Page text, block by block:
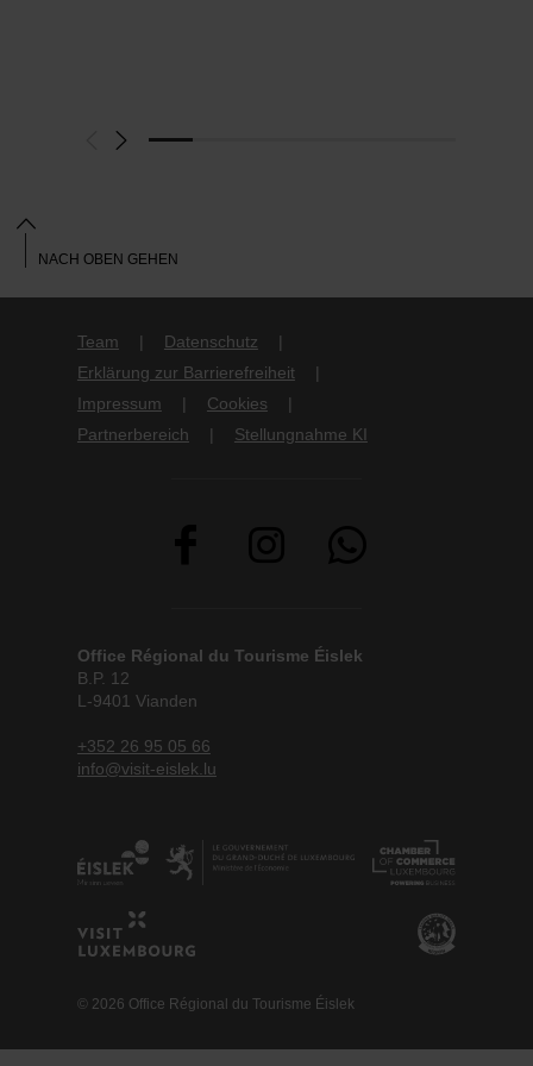
Team
Datenschutz
Erklärung zur Barrierefreiheit
Impressum
Cookies
Partnerbereich
Stellungnahme KI
Office Régional du Tourisme Éislek
B.P. 12
L-9401 Vianden
+352 26 95 05 66
info@visit-eislek.lu
© 2026 Office Régional du Tourisme Éislek
NACH OBEN GEHEN